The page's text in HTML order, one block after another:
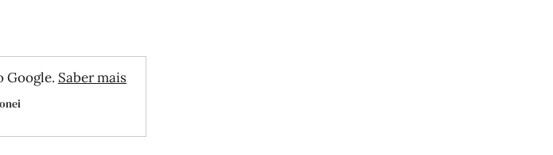
Google. Saber mais